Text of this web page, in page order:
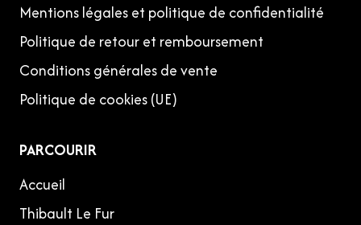
Mentions légales et politique de confidentialité
Politique de retour et remboursement
Conditions générales de vente
Politique de cookies (UE)
PARCOURIR
Accueil
Thibault Le Fur